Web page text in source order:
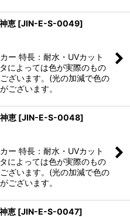
恵 [JIN-E-S-0049]
ー 特長：耐水・UVカット
によっては色が実際のもの
ざいます。(光の加減で色の
ございます。
恵 [JIN-E-S-0048]
ー 特長：耐水・UVカット
によっては色が実際のもの
ざいます。(光の加減で色の
ございます。
恵 [JIN-E-S-0047]